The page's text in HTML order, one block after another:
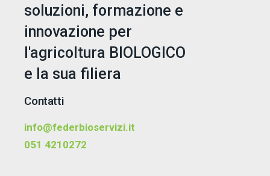
soluzioni, formazione e
innovazione per
l'agricoltura BIOLOGICO
e la sua filiera
Contatti
info@federbioservizi.it
051 4210272